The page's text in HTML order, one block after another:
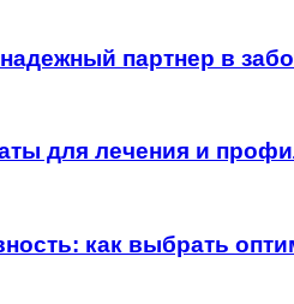
партнер в
для лечения и
как выбрать